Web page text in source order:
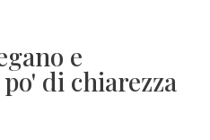
e
di chiarezza